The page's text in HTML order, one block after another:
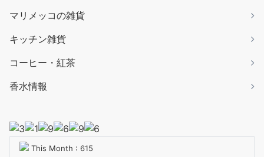
マリメッコの雑貨
キッチン雑貨
コーヒー・紅茶
香水情報
This Month : 615